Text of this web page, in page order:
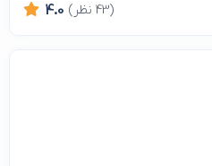
4.0 (43 نظر)